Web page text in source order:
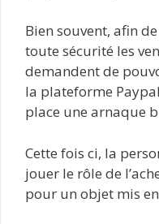
Bien souvent, afin
toute sécurité les
demandent de
la plateforme
place une arnaque
Cette fois ci, la
jouer le rôle de
pour un objet mis